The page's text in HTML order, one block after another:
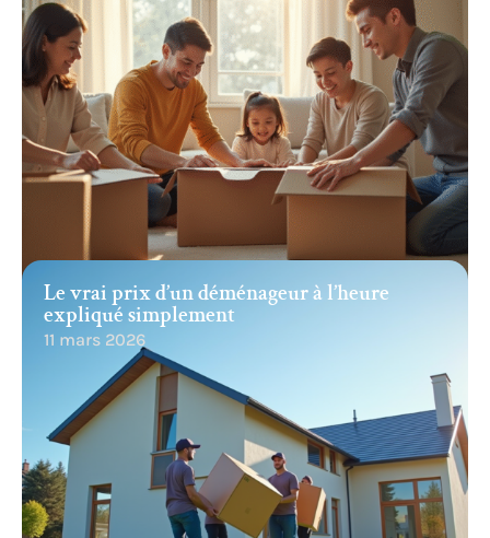
Le vrai prix d’un déménageur à l’heure
expliqué simplement
11 mars 2026